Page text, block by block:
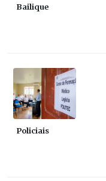
Bailique
Policiais